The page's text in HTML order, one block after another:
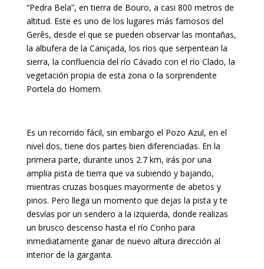
“Pedra Bela”, en tierra de Bouro, a casi 800 metros de
altitud. Este es uno de los lugares más famosos del
Gerês, desde el que se pueden observar las montañas,
la albufera de la Caniçada, los ríos que serpentean la
sierra, la confluencia del río Cávado con el río Clado, la
vegetación propia de esta zona o la sorprendente
Portela do Homem.
Es un recorrido fácil, sin embargo el Pozo Azul, en el
nivel dos, tiene dos partes bien diferenciadas. En la
primera parte, durante unos 2.7 km, irás por una
amplia pista de tierra que va subiendo y bajando,
mientras cruzas bosques mayormente de abetos y
pinos. Pero llega un momento que dejas la pista y te
desvías por un sendero a la izquierda, donde realizas
un brusco descenso hasta el río Conho para
inmediatamente ganar de nuevo altura dirección al
interior de la garganta.